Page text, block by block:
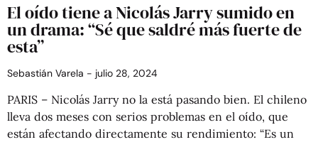
El oído tiene a Nicolás Jarry sumido en
un drama: “Sé que saldré más fuerte de
esta”
Sebastián Varela julio 28, 2024
PARIS – Nicolás Jarry no la está pasando bien. El chileno
lleva dos meses con serios problemas en el oído, que
están afectando directamente su rendimiento: “Es un